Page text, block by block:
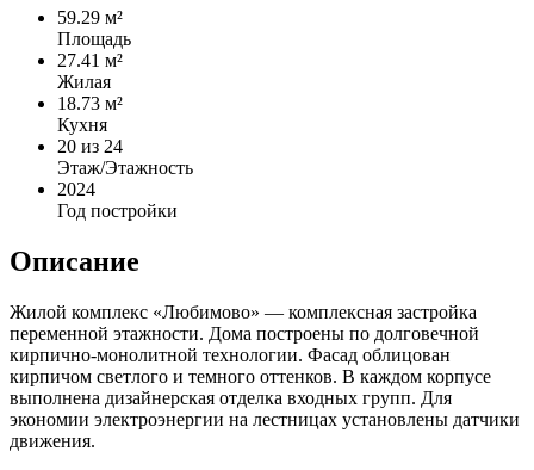
59.29 м²
Площадь
27.41 м²
Жилая
18.73 м²
Кухня
20 из 24
Этаж/Этажность
2024
Год постройки
Описание
Жилой комплекс «Любимово» — комплексная застройка
переменной этажности. Дома построены по долговечной
кирпично-монолитной технологии. Фасад облицован
кирпичом светлого и темного оттенков. В каждом корпусе
выполнена дизайнерская отделка входных групп. Для
экономии электроэнергии на лестницах установлены датчики
движения.